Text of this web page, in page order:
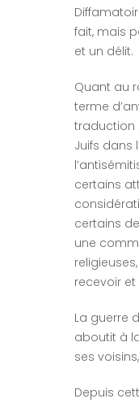
fait, mais
et un délit.
Quant au
terme
traduction
Juifs dans
certains
certains
une
recevoir
La guerre
aboutit à
ses
Depuis